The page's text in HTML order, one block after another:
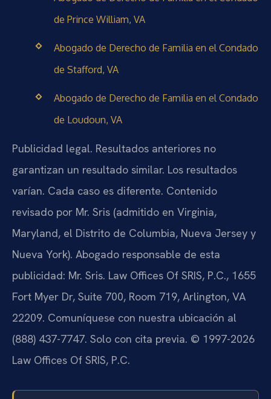
de Prince William, VA
Abogado de Derecho de Familia en el Condado
de Stafford, VA
Abogado de Derecho de Familia en el Condado
de Loudoun, VA
Publicidad legal. Resultados anteriores no
garantizan un resultado similar. Los resultados
varían. Cada caso es diferente. Contenido
revisado por Mr. Sris (admitido en Virginia,
Maryland, el Distrito de Columbia, Nueva Jersey y
Nueva York). Abogado responsable de esta
publicidad: Mr. Sris. Law Offices Of SRIS, P.C., 1655
Fort Myer Dr, Suite 700, Room 719, Arlington, VA
22209. Comuníquese con nuestra ubicación al
(888) 437-7747. Solo con cita previa. © 1997-2026
Law Offices Of SRIS, P.C.